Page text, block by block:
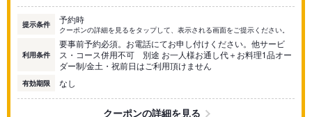
提示条件 予約時
クーポンの詳細を見るをタップして、表示される画面をご提示ください。
利用条件
要事前予約必須。お電話にてお申し付けください。他サービ
ス・コース併用不可 別途 お一人様お通し代＋お料理1品オー
ダー制/金土・祝前日はご利用頂けません
有効期限 なし
クーポンの詳細を見る